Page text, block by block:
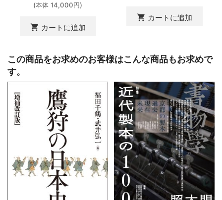
(本体 14,000円)
shopping_cart カートに追加
shopping_cart カートに追加
この商品をお求めのお客様はこんな商品もお求めで
す。